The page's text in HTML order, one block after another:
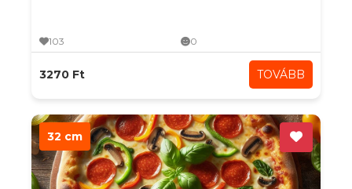
103 0
3270 Ft TOVÁBB
32 cm